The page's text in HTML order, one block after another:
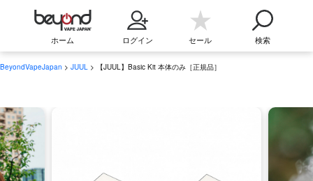
ホーム ログイン セール 検索
BeyondVapeJapan > JUUL > 【JUUL】Basic Kit 本体のみ［正規品］